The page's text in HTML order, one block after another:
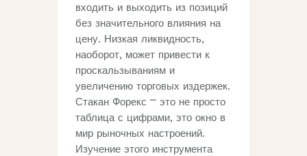
входить и выходить из позиций
без значительного влияния на
цену. Низкая ликвидность,
наоборот, может привести к
проскальзываниям и
увеличению торговых издержек.
Стакан Форекс ⎻ это не просто
таблица с цифрами‚ это окно в
мир рыночных настроений.
Изучение этого инструмента